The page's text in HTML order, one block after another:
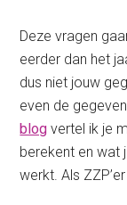
Deze vragen
eerder dan het
dus niet jouw
even de
blog vertel ik je
berekent en wat
werkt. Als